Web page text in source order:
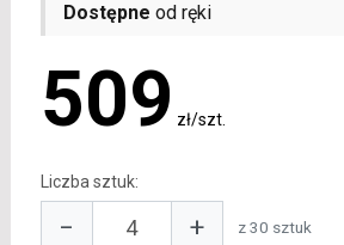
Dostępne od ręki
509 zł/szt.
Liczba sztuk:
− + z 30 sztuk